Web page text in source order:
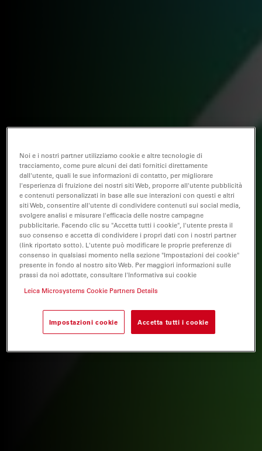
Noi e i nostri partner utilizziamo cookie e altre tecnologie di
tracciamento, come pure alcuni dei dati fornitici direttamente
dall'utente, quali le sue informazioni di contatto, per migliorare
l'esperienza di fruizione dei nostri siti Web, proporre all'utente pubblicità
e contenuti personalizzati in base alle sue interazioni con questi e altri
siti Web, consentire all'utente di condividere contenuti sui social media,
svolgere analisi e misurare l'efficacia delle nostre campagne
pubblicitarie. Facendo clic su "Accetta tutti i cookie", l'utente presta il
suo consenso e accetta di condividere i propri dati con i nostri partner
(link riportato sotto). L'utente può modificare le proprie preferenze di
consenso in qualsiasi momento nella sezione "Impostazioni dei cookie"
presente in fondo al nostro sito Web. Per maggiori informazioni sulle
prassi da noi adottate, consultare l'Informativa sui cookie
Leica Microsystems Cookie Partners Details
Impostazioni cookie Accetta tutti i cookie